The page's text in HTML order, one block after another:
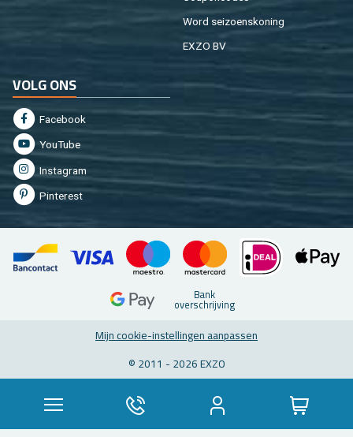
Word sei­zoens­ko­ning
EXZO BV
VOLG ONS
Fa­cebook
You­Tu­be
In­st­agram
Pin­te­rest
Bank
over­schrij­ving
Mijn coo­kie-in­stel­lin­gen aan­pas­sen
© 2011 - 2026 EXZO